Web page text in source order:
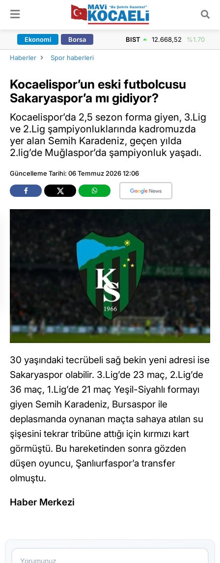
Ekonomi Borsa BIST 12.668,52 %1.70
Haberler Spor haberleri
Kocaelispor’un eski futbolcusu
Sakaryaspor’a mı gidiyor?
Kocaelispor’da 2,5 sezon forma giyen, 3.Lig
ve 2.Lig şampiyonluklarında kadromuzda
yer alan Semih Karadeniz, geçen yılda
2.lig’de Muğlaspor’da şampiyonluk yaşadı.
Güncelleme Tarihi: 06 Temmuz 2026 12:06
30 yaşındaki tecrübeli sağ bekin yeni adresi ise
Sakaryaspor olabilir. 3.Lig’de 23 maç, 2.Lig’de
36 maç, 1.Lig’de 21 maç Yeşil-Siyahlı formayı
giyen Semih Karadeniz, Bursaspor ile
deplasmanda oynanan maçta sahaya atılan su
şişesini tekrar tribüne attığı için kırmızı kart
görmüştü. Bu hareketinden sonra gözden
düşen oyuncu, Şanlıurfaspor’a transfer
olmuştu.
Haber Merkezi